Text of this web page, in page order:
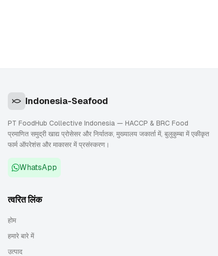
Indonesia-Seafood
PT FoodHub Collective Indonesia — HACCP & BRC Food
प्रमाणित समुद्री खाद्य प्रोसेसर और निर्यातक, मुख्यालय जकार्ता में, बुलुकुम्बा में एकीकृत
फार्म ऑपरेशंस और माकासर में प्रसंस्करण।
WhatsApp
त्वरित लिंक
होम
हमारे बारे में
उत्पाद